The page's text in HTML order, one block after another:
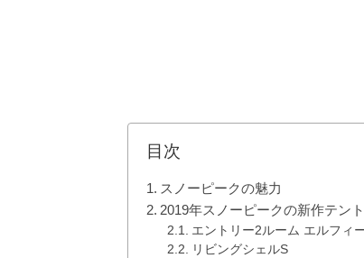
目次
スノーピークの魅力
2019年スノーピークの新作テント
エントリー2ルーム エルフィ
リビングシェルS